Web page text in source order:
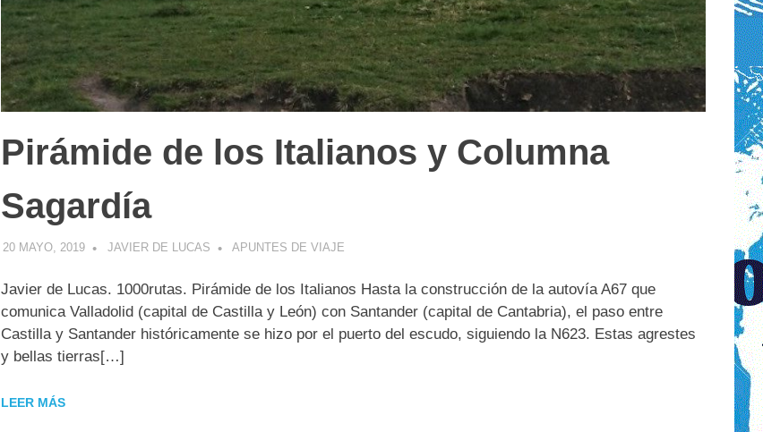
Pirámide de los Italianos y Columna
Sagardía
20 MAYO, 2019 JAVIER DE LUCAS APUNTES DE VIAJE
Javier de Lucas. 1000rutas. Pirámide de los Italianos Hasta la construcción de la autovía A67 que
comunica Valladolid (capital de Castilla y León) con Santander (capital de Cantabria), el paso entre
Castilla y Santander históricamente se hizo por el puerto del escudo, siguiendo la N623. Estas agrestes
y bellas tierras[…]
LEER MÁS